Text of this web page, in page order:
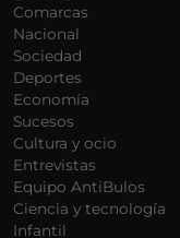
Comarcas
Nacional
Sociedad
Deportes
Economía
Sucesos
Cultura y ocio
Entrevistas
Equipo AntiBulos
Ciencia y tecnología
Infantil